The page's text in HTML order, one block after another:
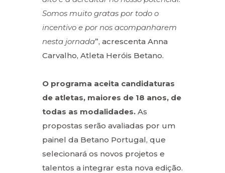
Somos muito gratas por todo o
incentivo e por nos acompanharem
nesta jornada”, acrescenta Anna
Carvalho, Atleta Heróis Betano.
O programa aceita candidaturas
de atletas, maiores de 18 anos, de
todas as modalidades. As
propostas serão avaliadas por um
painel da Betano Portugal, que
selecionará os novos projetos e
talentos a integrar esta nova edição.